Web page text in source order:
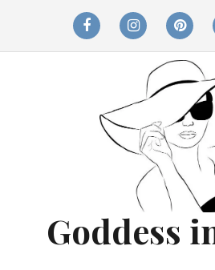
facebookinstagram
Goddess